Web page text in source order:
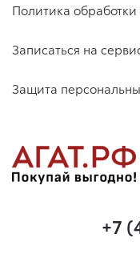
Политика
Записаться на
Защита
+7